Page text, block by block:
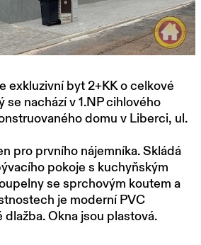
exkluzivní byt 2+KK o celkové
nachází v 1.NP cihlového
domu v Liberci, ul.
pro prvního nájemníka. Skládá
pokoje s kuchyňským
se sprchovým koutem a
je moderní PVC
Okna jsou plastová.